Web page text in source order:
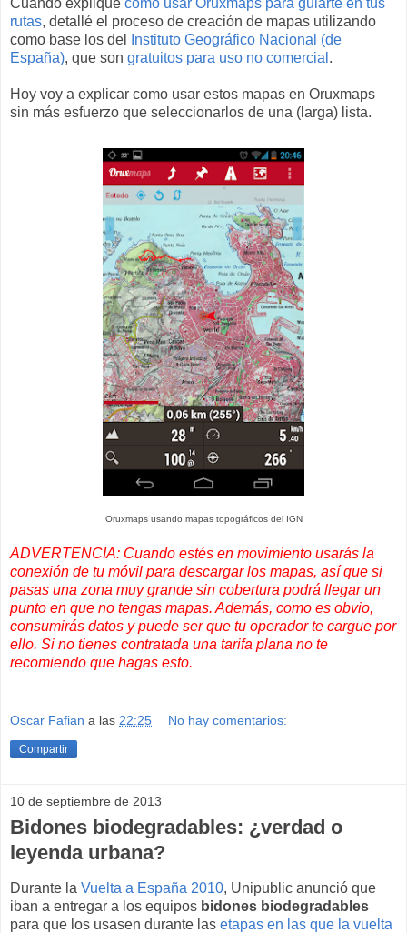
Cuando expliqué como usar Oruxmaps para guiarte en tus
rutas, detallé el proceso de creación de mapas utilizando
como base los del
Instituto Geográfico Nacional (de
España), que son gratuitos para uso no comercial .
Hoy voy a explicar como usar estos mapas en Oruxmaps
sin más esfuerzo que seleccionarlos de una (larga) lista.
Oruxmaps usando mapas topográficos del IGN
ADVERTENCIA: Cuando estés en movimiento usarás la
conexión de tu móvil para descargar los mapas, así que si
pasas una zona muy grande sin cobertura podrá llegar un
punto en que no tengas mapas. Además, como es obvio,
consumirás datos y puede ser que tu operador te cargue por
ello. Si no tienes contratada una tarifa plana no te
recomiendo que hagas esto.
Oscar Fafian a las 22:25 No hay comentarios:
Compartir
10 de septiembre de 2013
Bidones biodegradables: ¿verdad o
leyenda urbana?
Durante la Vuelta a España 2010, Unipublic anunció que
iban a entregar a los equipos bidones biodegradables
para que los usasen durante las etapas en las que la vuelta